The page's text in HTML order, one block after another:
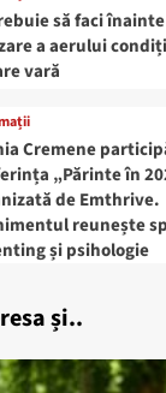
să faci
a aerului
vară
Cremene
„Părinte în
de Emthrive.
reunește
și psihologie
și..